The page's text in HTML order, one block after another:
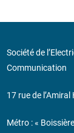
Société de
Communication
17 rue de l’Amiral
Métro : «